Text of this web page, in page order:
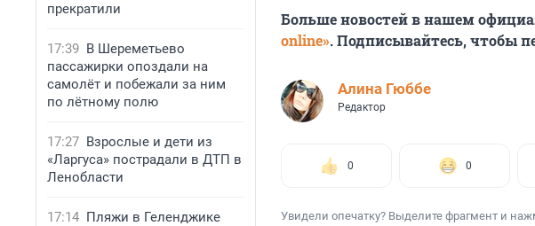
прекратили
17:39 В Шереметьево
пассажирки опоздали на
самолёт и побежали за ним
по лётному полю
17:27 Взрослые и дети из
«Ларгуса» пострадали в ДТП в
Ленобласти
17:14 Пляжи в Геленджике
Больше новостей в нашем
online». Подписывайтесь, чтобы
Алина Гюббе
Редактор
0 0
Увидели опечатку? Выделите фрагмент и